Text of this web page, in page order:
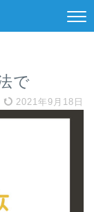
で
2021年9月18日